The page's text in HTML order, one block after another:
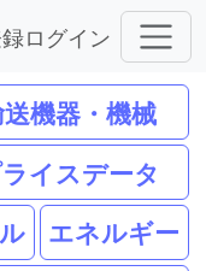
ログイン
機器・機械
イスデータ
エネルギー